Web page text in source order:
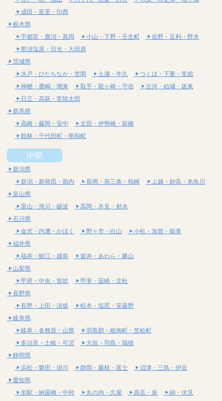
成田・富里・印西
栃木県
宇都宮・鹿沼・真岡
小山・下野・壬生町
佐野・足利・野木
那須塩原・日光・大田原
茨城県
水戸・ひたちなか・笠間
土浦・牛久
つくば・下妻・常総
神栖・鹿嶋・潮来
取手・龍ヶ崎・守谷
古河・結城・坂東
日立・高萩・常陸太田
群馬県
高崎・藤岡・安中
太田・伊勢崎・前橋
館林・千代田町・明和町
中部
新潟県
新潟・新発田・胎内
長岡・燕三条・柏崎
上越・妙高・糸魚川
富山県
富山・滑川・砺波
高岡・氷見・射水
石川県
金沢・内灘・かほく
野々市・白山
小松・加賀・能美
福井県
福井・鯖江・越前
坂井・あわら・勝山
山梨県
甲府・中央・笛吹
甲斐・韮崎・北杜
長野県
長野・上田・須坂
松本・塩尻・安曇野
岐阜県
岐阜・各務原・山県
羽島郡・岐南町・笠松町
多治見・土岐・可児
大垣・羽島・瑞穂
静岡県
浜松・磐田・掛川
静岡・藤枝・富士
沼津・三島・伊豆
愛知県
名駅・納屋橋・中村
丸の内・久屋 高岳・泉
錦・伏見